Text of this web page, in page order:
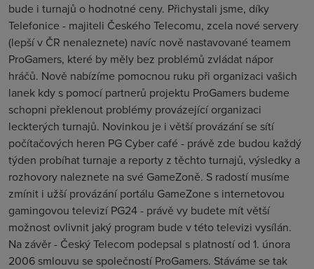
bude i turnajů o hodnotné ceny. Přichystali jsme, díky
Telefonice - majiteli Českého Telecomu, zcela nové servery
(lepší v ČR nenaleznete) navíc nově nastavované teamem
ProGamers, které by měly bez problémů zvládat nápor
hráčů. Nově nabízíme pomocnou ruku při organizaci vašich
lanek kdy s pomocí partnerů projektu ProGamers budeme
schopni překlenout problémy provázející organizaci
leckterých turnajů. Novinkou je i větší provázání se sítí
počítačových heren PG Cyber café - právě zde budou každý
týden probíhat turnaje a reporty z těchto turnajů, výsledky a
rozhovory naleznete na své GameZoně. S radostí musíme
zmínit i užší provázání portálu GameZone s internetovou
gamingovou televizí PG24 - právě vy budete mít větší
možnost ovlivnit jaký program bude v této televizi vysílán.
Na závěr - Český Telecom podepsal s platností od 1. února
2006 smlouvu se společností ProGamers. Stáváme se tak